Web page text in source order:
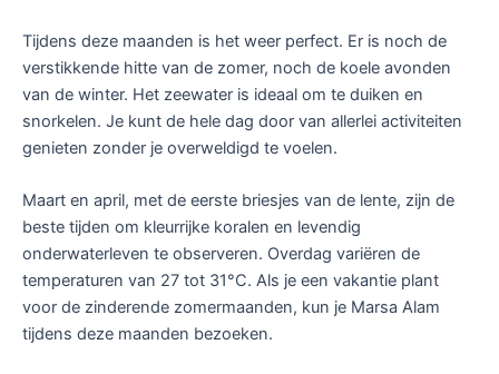
Tijdens deze maanden is het weer perfect. Er is noch de
verstikkende hitte van de zomer, noch de koele avonden
van de winter. Het zeewater is ideaal om te duiken en
snorkelen. Je kunt de hele dag door van allerlei activiteiten
genieten zonder je overweldigd te voelen.
Maart en april, met de eerste briesjes van de lente, zijn de
beste tijden om kleurrijke koralen en levendig
onderwaterleven te observeren. Overdag variëren de
temperaturen van 27 tot 31°C. Als je een vakantie plant
voor de zinderende zomermaanden, kun je Marsa Alam
tijdens deze maanden bezoeken.